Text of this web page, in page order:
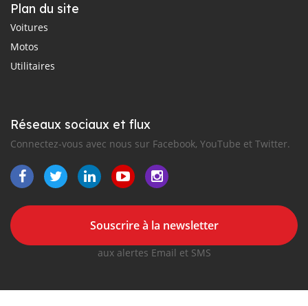
Plan du site
Voitures
Motos
Utilitaires
Réseaux sociaux et flux
Connectez-vous avec nous sur Facebook, YouTube et Twitter.
Souscrire à la newsletter
aux alertes Email et SMS